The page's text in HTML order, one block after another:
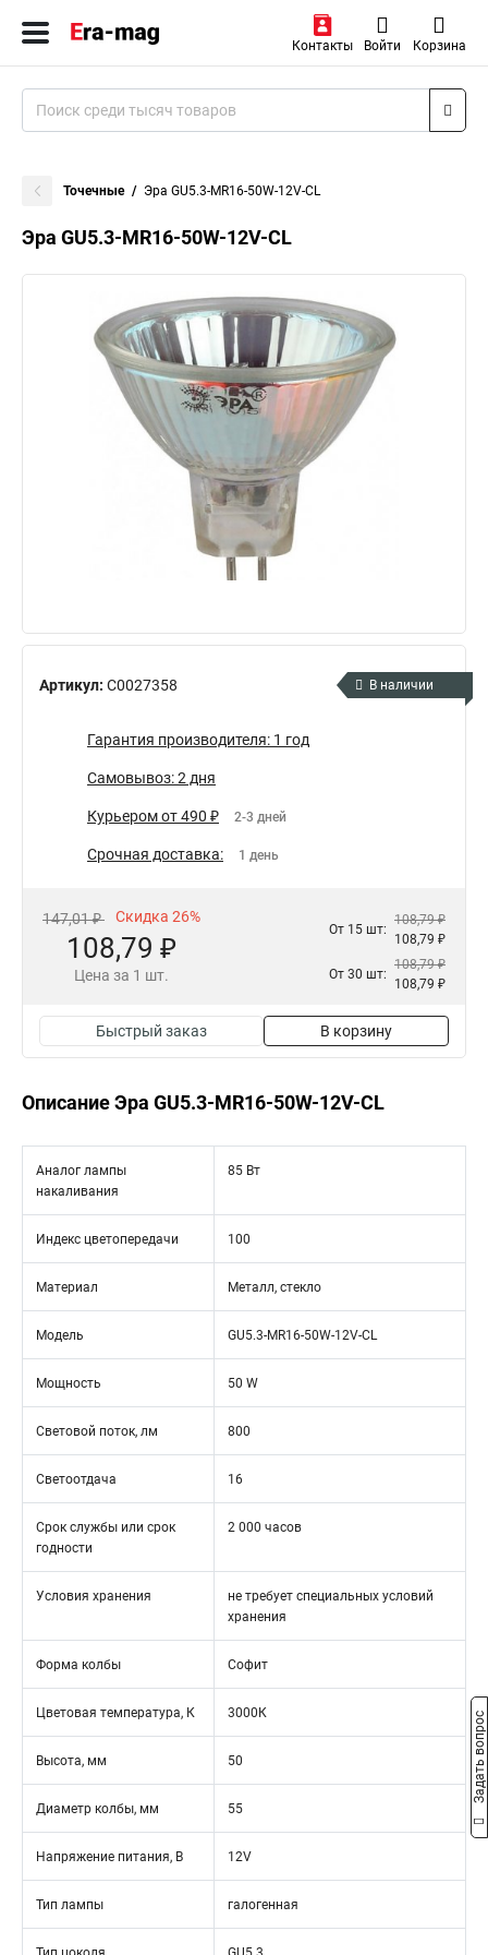
Контакты Войти Корзина
Точечные Эра GU5.3-MR16-50W-12V-CL
Эра GU5.3-MR16-50W-12V-CL
Артикул: C0027358 В наличии
Гарантия производителя: 1 год
Самовывоз: 2 дня
Курьером от 490 ₽ 2-3 дней
Срочная доставка: 1 день
147,01 ₽ Скидка 26%
108,79 ₽
Цена за 1 шт.
От 15 шт:
108,79 ₽
108,79 ₽
От 30 шт:
108,79 ₽
108,79 ₽
Быстрый заказ В корзину
Описание Эра GU5.3-MR16-50W-12V-CL
Аналог лампы
накаливания
85 Вт
Индекс цветопередачи 100
Материал Металл, стекло
Модель GU5.3-MR16-50W-12V-CL
Мощность 50 W
Световой поток, лм 800
Светоотдача 16
Срок службы или срок
годности
2 000 часов
Условия хранения
не требует специальных условий
хранения
Форма колбы Софит
Цветовая температура, К 3000К
Высота, мм 50
Диаметр колбы, мм 55
Напряжение питания, В 12V
Тип лампы галогенная
Задать вопрос